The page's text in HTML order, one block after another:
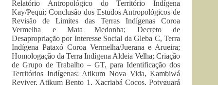
Relatório Antropológico do Território Indígena
Kay/Pequi; Conclusão dos Estudos Antropológicos de
Revisão de Limites das Terras Indígenas Coroa
Vermelha e Mata Medonha; Decreto de
Desapropriação por Interesse Social da Gleba C, Terra
Indígena Pataxó Coroa Vermelha/Juerana e Arueira;
Homologação da Terra Indígena Aldeia Velha; Criação
de Grupo de Trabalho – GT, para Identificação dos
Territórios Indígenas: Atikum Nova Vida, Kambiwá
Reviver, Atikum Bento 1, Xacriabá Cocos, Potyguará